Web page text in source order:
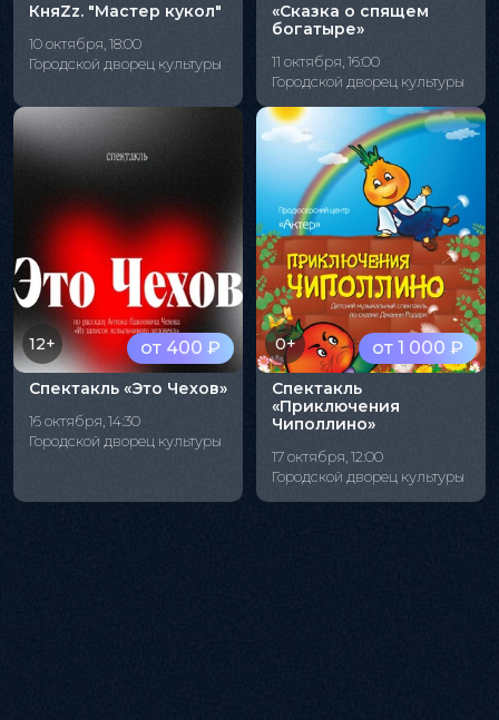
КняZz. "Мастер кукол"
10 октября, 18:00
Городской дворец культуры
«Сказка о спящем
богатыре»
11 октября, 16:00
Городской дворец культуры
от 400 ₽
12+
Спектакль «Это Чехов»
16 октября, 14:30
Городской дворец культуры
от 1 000 ₽
0+
Спектакль
«Приключения
Чиполлино»
17 октября, 12:00
Городской дворец культуры